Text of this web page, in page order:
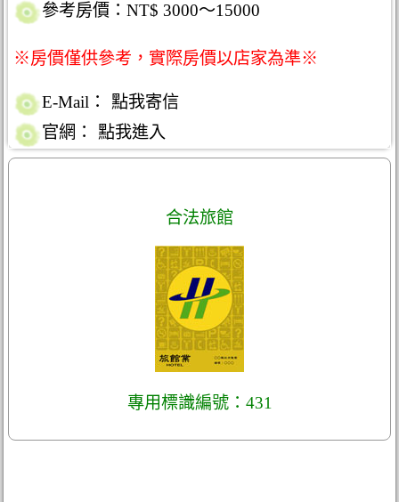
參考房價：NT$ 3000～15000
※房價僅供參考，實際房價以店家為準※
E-Mail：
點我寄信
官網：
點我進入
合法旅館
專用標識編號：431